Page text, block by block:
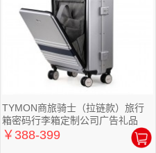
TYMON商旅骑士（拉链款）旅行
箱密码行李箱定制公司广告礼品
￥388-399